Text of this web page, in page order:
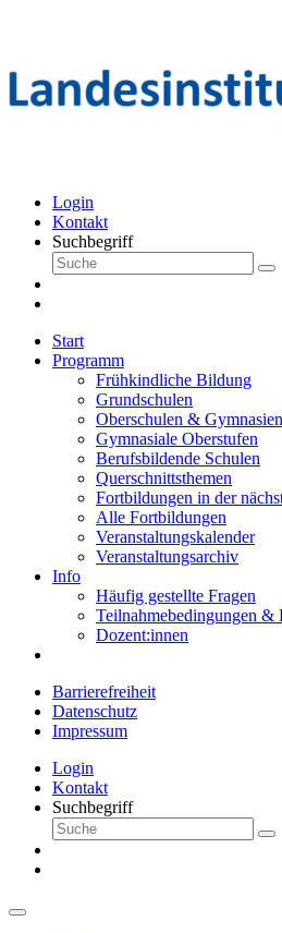
Login
Kontakt
Suchbegriff
Start
Programm
Frühkindliche Bildung
Grundschulen
Oberschulen & Gymnasien
Gymnasiale Oberstufen
Berufsbildende Schulen
Querschnittsthemen
Fortbildungen in der
Alle Fortbildungen
Veranstaltungskalender
Veranstaltungsarchiv
Info
Häufig gestellte Fragen
Teilnahmebedingungen &
Dozent:innen
Barrierefreiheit
Datenschutz
Impressum
Login
Kontakt
Suchbegriff